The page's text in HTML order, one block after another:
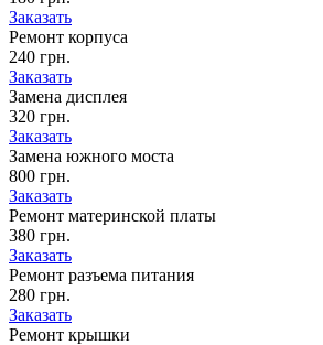
Заказать
Ремонт корпуса
240 грн.
Заказать
Замена дисплея
320 грн.
Заказать
Замена южного моста
800 грн.
Заказать
Ремонт материнской платы
380 грн.
Заказать
Ремонт разъема питания
280 грн.
Заказать
Ремонт крышки